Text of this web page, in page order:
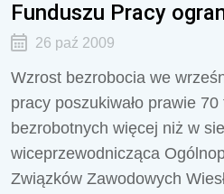
Funduszu Pracy
26 paź 2009
Wzrost bezrobocia we
pracy poszukiwało prawie
bezrobotnych więcej niż w
wiceprzewodnicząca
Związków Zawodowych